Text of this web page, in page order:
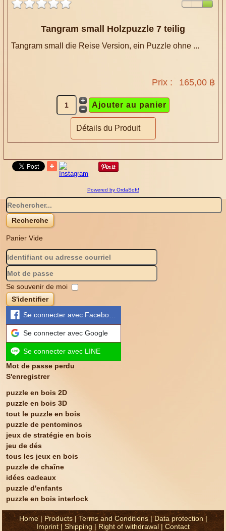
Tangram small Holzpuzzle 7 teilig
Tangram small die Reise Version, ein Puzzle ohne ...
Prix : 165,00 ฿
Détails du Produit
Powered by OrdaSoft!
Panier Vide
Se souvenir de moi
S'identifier
Se connecter avec Facebook
Se connecter avec Google
Se connecter avec LINE
Mot de passe perdu
S'enregistrer
puzzle en bois 2D
puzzle en bois 3D
tout le puzzle en bois
puzzle de pentominos
jeux de stratégie en bois
jeu de dés
tous les jeux en bois
puzzle de chaîne
idées cadeaux
puzzle d'enfants
puzzle en bois interlock
Home|Products|Terms and Conditions|Data protection |
Imprint|Shipping| Right of withdrawal|Contact